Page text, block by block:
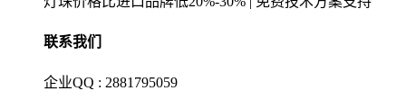
联系我们
企业QQ : 2881795059